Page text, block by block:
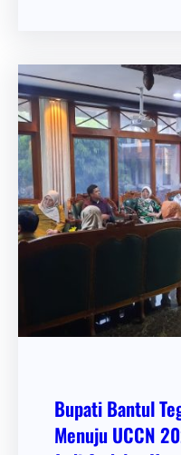
Bupati Bantul
Menuju UCCN